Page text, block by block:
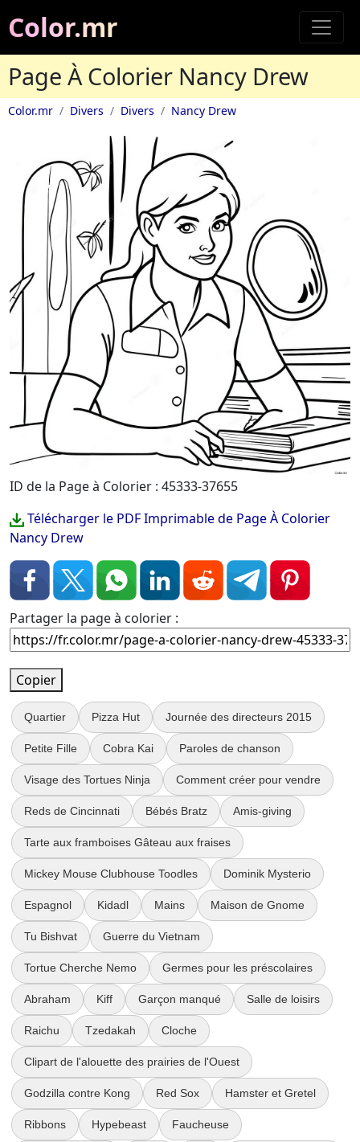
Color.mr
Page À Colorier Nancy Drew
Color.mr Divers Divers Nancy Drew
ID de la Page à Colorier : 45333-37655
Télécharger le PDF Imprimable de Page À Colorier
Nancy Drew
Partager la page à colorier :
Copier
Quartier Pizza Hut Journée des directeurs 2015
Petite Fille Cobra Kai Paroles de chanson
Visage des Tortues Ninja Comment créer pour vendre
Reds de Cincinnati Bébés Bratz Amis-giving
Tarte aux framboises Gâteau aux fraises
Mickey Mouse Clubhouse Toodles Dominik Mysterio
Espagnol Kidadl Mains Maison de Gnome
Tu Bishvat Guerre du Vietnam
Tortue Cherche Nemo Germes pour les préscolaires
Abraham Kiff Garçon manqué Salle de loisirs
Raichu Tzedakah Cloche
Clipart de l'alouette des prairies de l'Ouest
Godzilla contre Kong Red Sox Hamster et Gretel
Ribbons Hypebeast Faucheuse